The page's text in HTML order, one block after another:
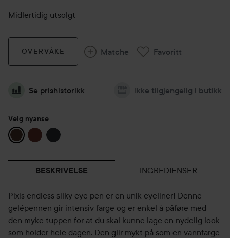
Midlertidig utsolgt
OVERVÅKE Matche Favoritt
Se prishistorikk Ikke tilgjengelig i butikk
Velg nyanse
BESKRIVELSE INGREDIENSER
Pixis endless silky eye pen er en unik eyeliner! Denne
gelépennen gir intensiv farge og er enkel å påføre med
den myke tuppen for at du skal kunne lage en nydelig look
som holder hele dagen. Den glir mykt på som en vannfarge